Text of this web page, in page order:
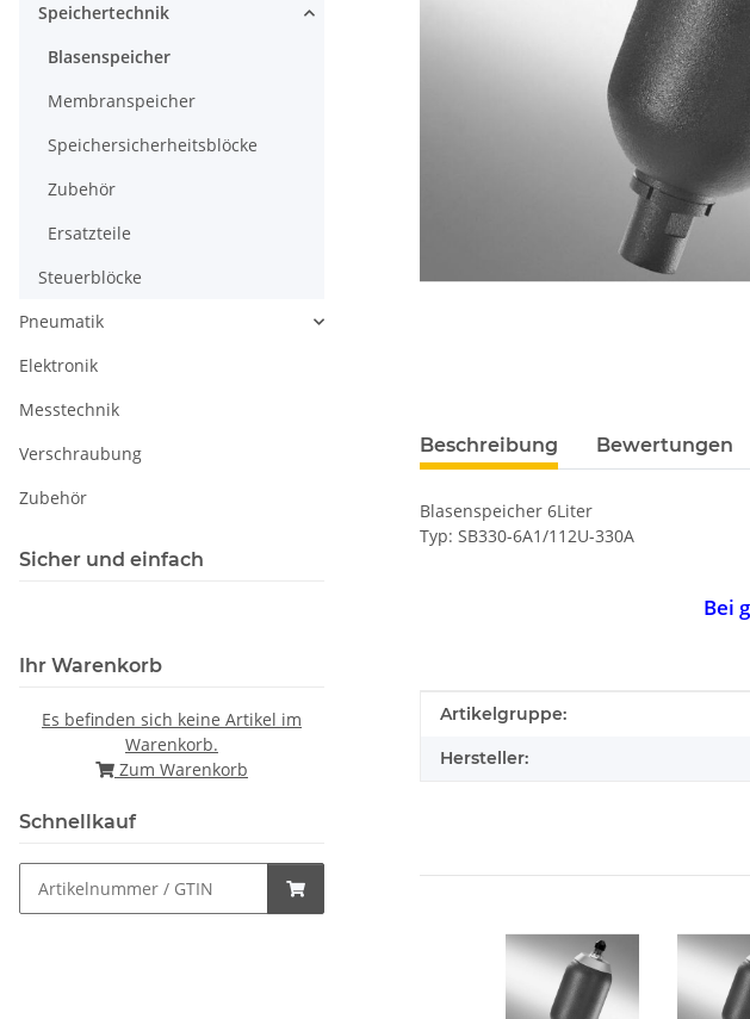
Beschreibung Bewertungen
Blasenspeicher 6Liter
Typ: SB330-6A1/112U-330A
Bei
Produkteigenschaft
Wert
Artikelgruppe:
Hersteller:
Speichertechnik
Blasenspeicher
Membranspeicher
Speichersicherheitsblöcke
Zubehör
Ersatzteile
Steuerblöcke
Pneumatik
Elektronik
Messtechnik
Verschraubung
Zubehör
Sicher und einfach
Ihr Warenkorb
Es befinden sich keine Artikel im
Warenkorb.
Zum Warenkorb
Schnellkauf